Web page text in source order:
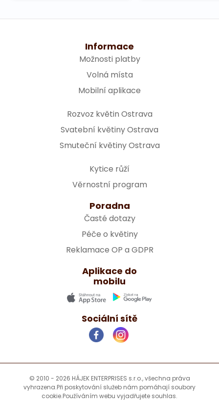
Informace
Možnosti platby
Volná místa
Mobilní aplikace
Rozvoz květin Ostrava
Svatební květiny Ostrava
Smuteční květiny Ostrava
Kytice růží
Věrnostní program
Poradna
Časté dotazy
Péče o květiny
Reklamace OP a GDPR
Aplikace do
mobilu
Sociální sítě
© 2010 - 2026 HÁJEK ENTERPRISES s.r.o., všechna práva
vyhrazena.Při poskytování služeb nám pomáhají soubory
cookie.Používáním webu vyjadřujete souhlas.